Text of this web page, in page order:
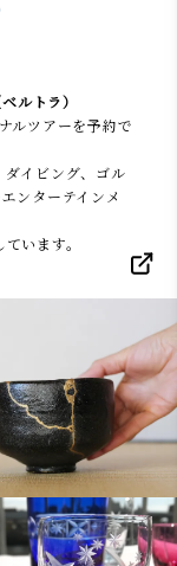
ルトラ）
ルツアーを予約で
イビング、ゴル
ンターテインメ
います。